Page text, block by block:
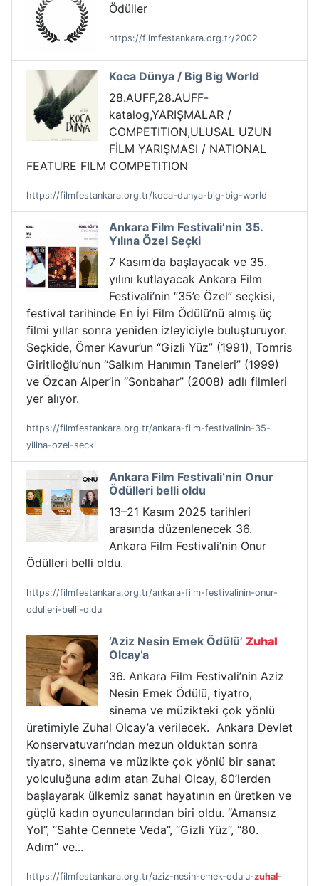
Ödüller
https://filmfestankara.org.tr/2002
Koca Dünya / Big Big World
28.AUFF,28.AUFF-
katalog,YARIŞMALAR /
COMPETITION,ULUSAL UZUN
FİLM YARIŞMASI / NATIONAL
FEATURE FILM COMPETITION
https://filmfestankara.org.tr/koca-dunya-big-big-world
Ankara Film Festivali’nin 35.
Yılına Özel Seçki
7 Kasım’da başlayacak ve 35.
yılını kutlayacak Ankara Film
Festivali’nin “35’e Özel” seçkisi,
festival tarihinde En İyi Film Ödülü’nü almış üç
filmi yıllar sonra yeniden izleyiciyle buluşturuyor.
Seçkide, Ömer Kavur’un “Gizli Yüz” (1991), Tomris
Giritlioğlu’nun “Salkım Hanımın Taneleri” (1999)
ve Özcan Alper’in “Sonbahar” (2008) adlı filmleri
yer alıyor.
https://filmfestankara.org.tr/ankara-film-festivalinin-35-
yilina-ozel-secki
Ankara Film Festivali’nin Onur
Ödülleri belli oldu
13–21 Kasım 2025 tarihleri
arasında düzenlenecek 36.
Ankara Film Festivali’nin Onur
Ödülleri belli oldu.
https://filmfestankara.org.tr/ankara-film-festivalinin-onur-
odulleri-belli-oldu
‘Aziz Nesin Emek Ödülü’ Zuhal
Olcay’a
36. Ankara Film Festivali’nin Aziz
Nesin Emek Ödülü, tiyatro,
sinema ve müzikteki çok yönlü
üretimiyle Zuhal Olcay’a verilecek. Ankara Devlet
Konservatuvarı’ndan mezun olduktan sonra
tiyatro, sinema ve müzikte çok yönlü bir sanat
yolculuğuna adım atan Zuhal Olcay, 80’lerden
başlayarak ülkemiz sanat hayatının en üretken ve
güçlü kadın oyuncularından biri oldu. “Amansız
Yol”, “Sahte Cennete Veda”, “Gizli Yüz”, “80.
Adım” ve...
https://filmfestankara.org.tr/aziz-nesin-emek-odulu-zuhal-